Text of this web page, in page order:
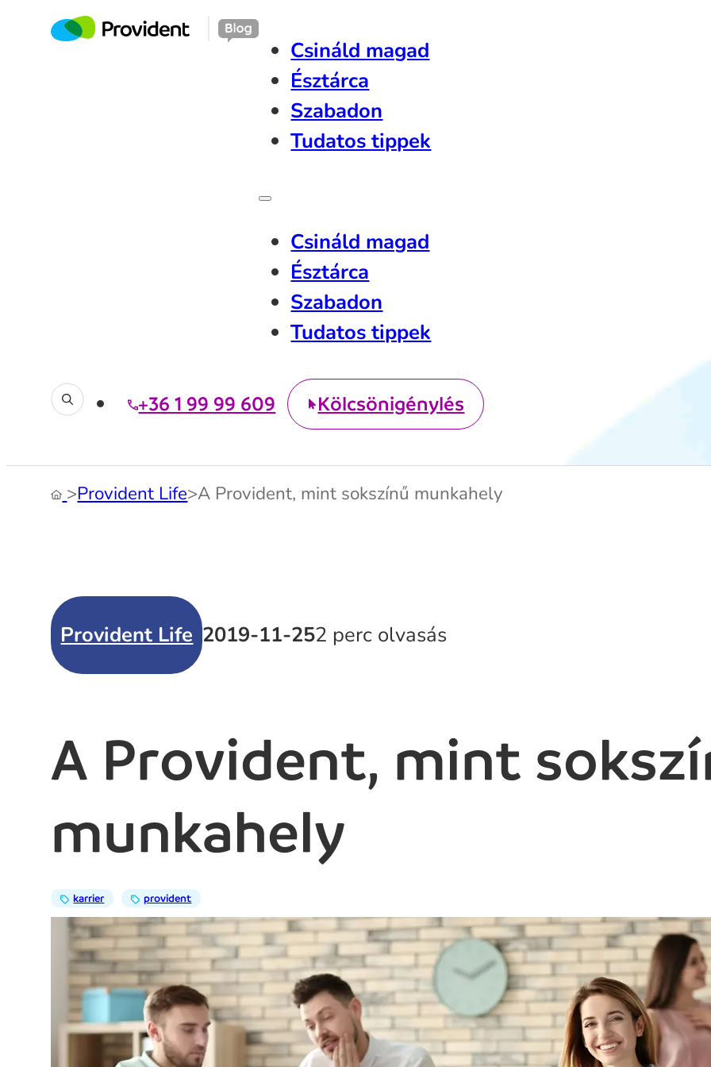
Csináld magad
Észtárca
Szabadon
Tudatos tippek
Csináld magad
Észtárca
Szabadon
Tudatos tippek
+36 1 99 99 609 Kölcsönigénylés
>Provident Life>A Provident, mint sokszínű munkahely
Provident Life 2019-11-252 perc olvasás
A Provident, mint
munkahely
karrier provident